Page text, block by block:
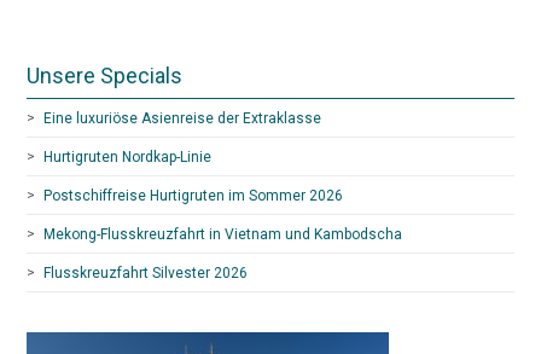
Unsere Specials
Eine luxuriöse Asienreise der Extraklasse
Hurtigruten Nordkap-Linie
Postschiffreise Hurtigruten im Sommer 2026
Mekong-Flusskreuzfahrt in Vietnam und Kambodscha
Flusskreuzfahrt Silvester 2026